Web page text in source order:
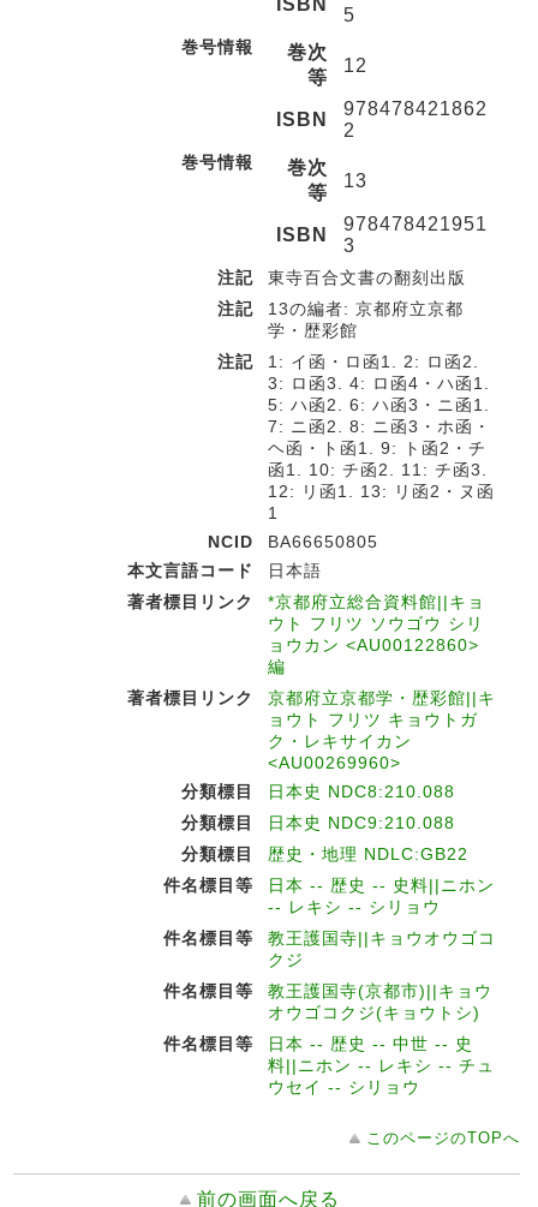
ISBN
5
巻号情報
巻次
等
12
ISBN
978478421862
2
巻号情報
巻次
等
13
ISBN
978478421951
3
注記
東寺百合文書の翻刻出版
注記
13の編者: 京都府立京都
学・歴彩館
注記
1: イ函・ロ函1. 2: ロ函2.
3: ロ函3. 4: ロ函4・ハ函1.
5: ハ函2. 6: ハ函3・ニ函1.
7: ニ函2. 8: ニ函3・ホ函・
ヘ函・ト函1. 9: ト函2・チ
函1. 10: チ函2. 11: チ函3.
12: リ函1. 13: リ函2・ヌ函
1
NCID
BA66650805
本文言語コード
日本語
著者標目リンク
*京都府立総合資料館||キョ
ウト フリツ ソウゴウ シリ
ョウカン <AU00122860>
編
著者標目リンク
京都府立京都学・歴彩館||キ
ョウト フリツ キョウトガ
ク・レキサイカン
<AU00269960>
分類標目
日本史 NDC8:210.088
分類標目
日本史 NDC9:210.088
分類標目
歴史・地理 NDLC:GB22
件名標目等
日本 -- 歴史 -- 史料||ニホン
-- レキシ -- シリョウ
件名標目等
教王護国寺||キョウオウゴコ
クジ
件名標目等
教王護国寺(京都市)||キョウ
オウゴコクジ(キョウトシ)
件名標目等
日本 -- 歴史 -- 中世 -- 史
料||ニホン -- レキシ -- チュ
ウセイ -- シリョウ
このページのTOPへ
前の画面へ戻る